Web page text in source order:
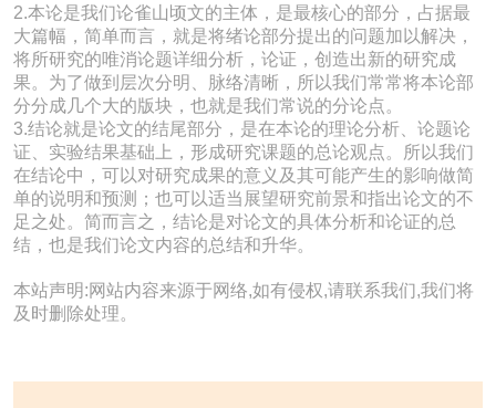
2.本论是我们论雀山顷文的主体，是最核心的部分，占据最
大篇幅，简单而言，就是将绪论部分提出的问题加以解决，
将所研究的唯消论题详细分析，论证，创造出新的研究成
果。为了做到层次分明、脉络清晰，所以我们常常将本论部
分分成几个大的版块，也就是我们常说的分论点。
3.结论就是论文的结尾部分，是在本论的理论分析、论题论
证、实验结果基础上，形成研究课题的总论观点。所以我们
在结论中，可以对研究成果的意义及其可能产生的影响做简
单的说明和预测；也可以适当展望研究前景和指出论文的不
足之处。简而言之，结论是对论文的具体分析和论证的总
结，也是我们论文内容的总结和升华。
本站声明:网站内容来源于网络,如有侵权,请联系我们,我们将
及时删除处理。